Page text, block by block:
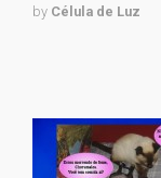
by Célula de Luz